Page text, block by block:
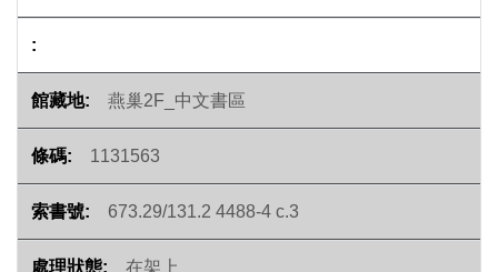
燕巢2F_中文書區
1131563
673.29/131.2 4488-4 c.3
在架上